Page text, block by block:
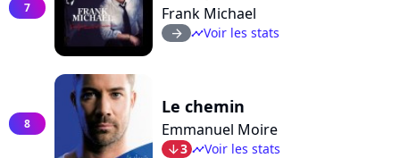
7 Frank Michael
arrow_right timelineVoir les stats
8
Le chemin
Emmanuel Moire
arrow_bot3 timelineVoir les stats